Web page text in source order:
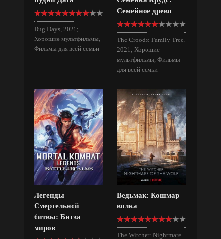
Dug Days, 2021;
Хорошие мультфильмы,
Фильмы для всей семьи
Семейное древо
The Croods: Family Tree,
2021; Хорошие
мультфильмы, Фильмы
для всей семьи
Легенды
Смертельной
битвы: Битва
миров
Ведьмак: Кошмар
волка
The Witcher: Nightmare